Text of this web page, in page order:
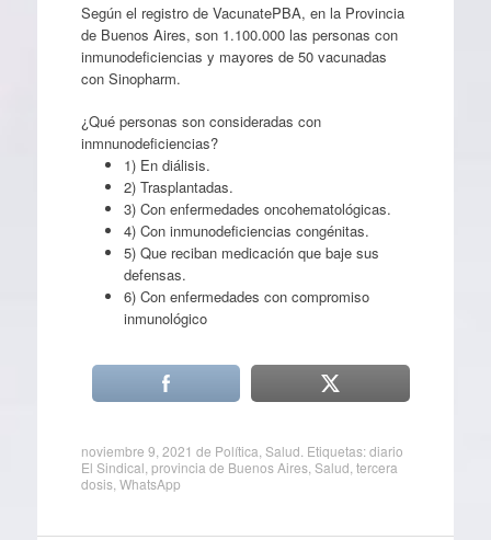
Según el registro de VacunatePBA, en la Provincia
de Buenos Aires, son 1.100.000 las personas con
inmunodeficiencias y mayores de 50 vacunadas
con Sinopharm.
¿Qué personas son consideradas con
inmnunodeficiencias?
1) En diálisis.
2) Trasplantadas.
3) Con enfermedades oncohematológicas.
4) Con inmunodeficiencias congénitas.
5) Que reciban medicación que baje sus
defensas.
6) Con enfermedades con compromiso
inmunológico
noviembre 9, 2021 de Política Salud . Etiquetas:diario
El Sindical provincia de Buenos Aires, Salud tercera
dosis, WhatsApp